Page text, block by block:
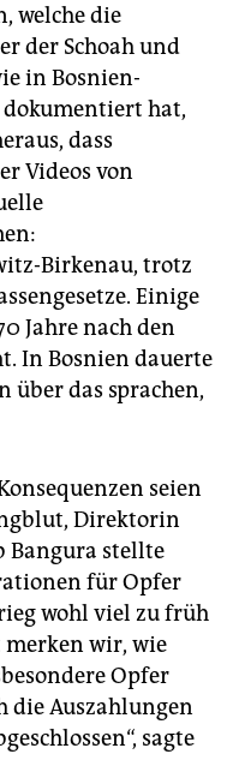
welche die
der Schoah und
in Bosnien-
hat,
dass
Videos von
Birkenau, trotz
Einige
Jahre nach den
In Bosnien dauerte
über das sprachen,
seien
Direktorin
Bangura stellte
für Opfer
wohl viel zu früh
merken wir, wie
Opfer
die Auszahlungen
sagte